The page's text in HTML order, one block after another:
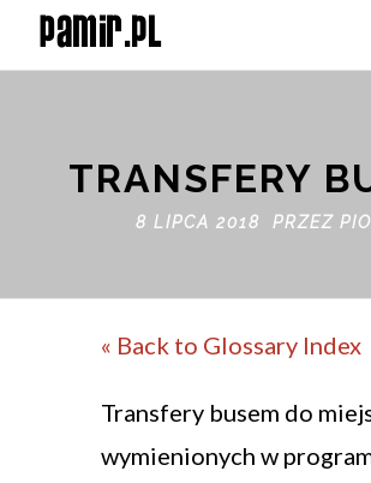
TRANSFERY
8 LIPCA 2018 PRZEZ
« Back to Glossary Index
Transfery busem do
wymienionych w